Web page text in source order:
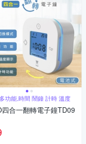
功能,時間 鬧鐘 計時 溫度
四合一翻轉電子鐘TD09